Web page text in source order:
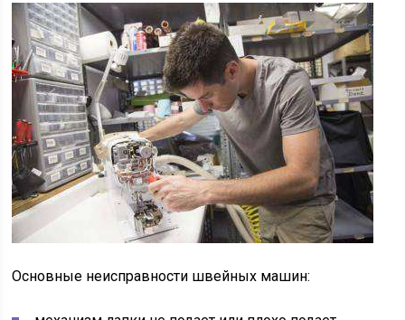
Основные неисправности швейных машин: